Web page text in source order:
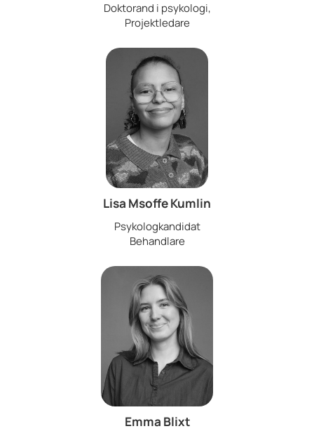
Doktorand i psykologi,
Projektledare
Lisa Msoffe Kumlin
Psykologkandidat
Behandlare
Emma Blixt